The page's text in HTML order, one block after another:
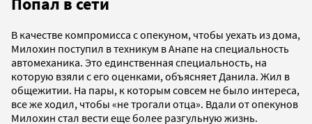
В качестве компромисса с опекуном, чтобы уехать из дома,
Милохин поступил в техникум в Анапе на специальность
автомеханика. Это единственная специальность, на
которую взяли с его оценками, объясняет Данила. Жил в
общежитии. На пары, к которым совсем не было интереса,
все же ходил, чтобы «не трогали отца». Вдали от опекунов
Милохин стал вести еще более разгульную жизнь.